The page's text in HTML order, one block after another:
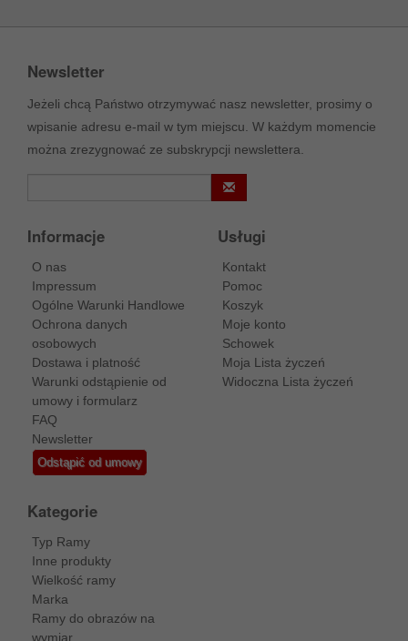
Newsletter
Jeżeli chcą Państwo otrzymywać nasz newsletter, prosimy o
wpisanie adresu e-mail w tym miejscu. W każdym momencie
można zrezygnować ze subskrypcji newslettera.
Informacje
O nas
Impressum
Ogólne Warunki Handlowe
Ochrona danych
osobowych
Dostawa i platność
Warunki odstąpienie od
umowy i formularz
FAQ
Newsletter
Odstąpić od umowy
Usługi
Kontakt
Pomoc
Koszyk
Moje konto
Schowek
Moja Lista życzeń
Widoczna Lista życzeń
Kategorie
Typ Ramy
Inne produkty
Wielkość ramy
Marka
Ramy do obrazów na
wymiar